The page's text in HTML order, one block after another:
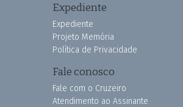
Expediente
Expediente
Projeto Memória
Política de Privacidade
Fale conosco
Fale com o Cruzeiro
Atendimento ao Assinante